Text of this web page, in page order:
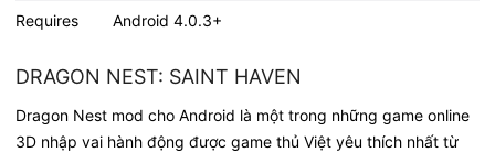
Requires Android 4.0.3+
DRAGON NEST: SAINT HAVEN
Dragon Nest mod cho Android là một trong những game online
3D nhập vai hành động được game thủ Việt yêu thích nhất từ